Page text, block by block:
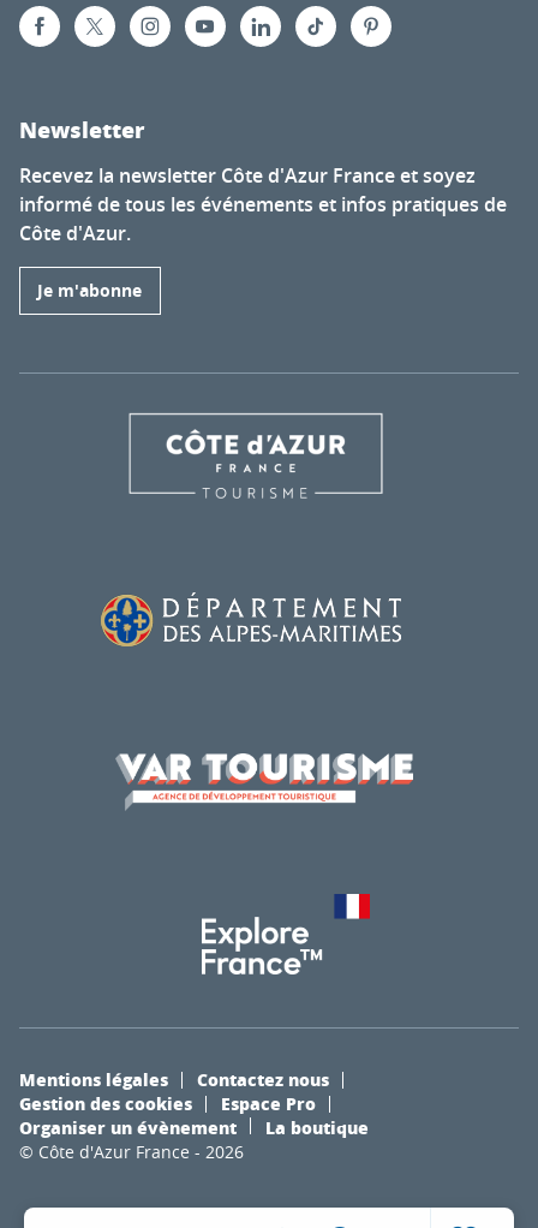
Newsletter
Recevez la newsletter Côte d'Azur France et soyez
informé de tous les événements et infos pratiques de
Côte d'Azur.
Je m'abonne
© Côte d'Azur France - 2026
Mentions légales
Contactez nous
Gestion des cookies
Espace Pro
Organiser un évènement
La boutique